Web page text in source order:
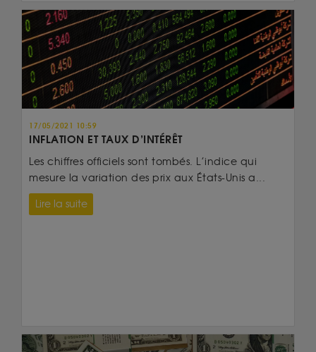
17/05/2021 10:59
INFLATION ET TAUX D’INTÉRÊT
Les chiffres officiels sont tombés. L’indice qui
mesure la variation des prix aux États-Unis a...
Lire la suite